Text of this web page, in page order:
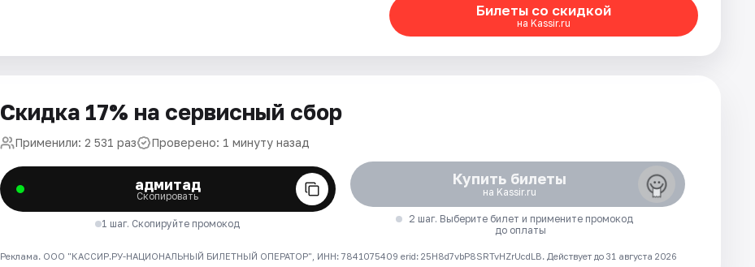
Билеты со скидкой
на Kassir.ru
Скидка 17% на сервисный сбор
Применили: 2 531 раз Проверено: 1 минуту назад
адмитад
Скопировать
1 шаг. Скопируйте промокод
Купить билеты
на Kassir.ru
2 шаг. Выберите билет и примените промокод
до оплаты
Реклама. ООО "КАССИР.РУ-НАЦИОНАЛЬНЫЙ БИЛЕТНЫЙ ОПЕРАТОР", ИНН: 7841075409 erid: 25H8d7vbP8SRTvHZrUcdLB. Действует до 31 августа 2026